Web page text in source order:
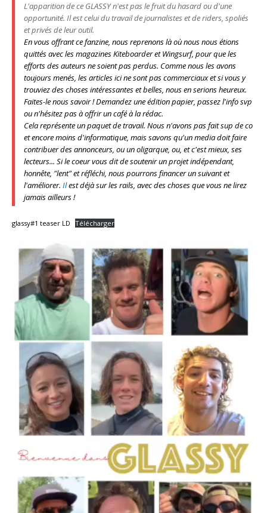
L'apparition de ce GLASSY n'est pas le fruit du hasard ou d'une
opportunité. Il est celui du travail de journalistes et de riders, spoliés
et privés de leur outil.
En vous offrant ce fanzine, nous reprenons là où nous nous étions
quittés avec les magazines Kiteboarder et Wingsurf, pour que les
efforts des auteurs ne soient pas perdus. Comme nous les avons
toujours menés, les articles ici ne sont pas commerciaux et si vous y
trouviez des choses intéressantes et belles, nous en serions heureux.
Faites-le nous savoir ! Demandez une édition papier, passez l'info svp
ou n'hésitez pas à offrir un café à la rédac.
Cela représente un paquet de travail. Nous n'avons pas fait sup de co
et encore moins d'informatique, mais savons qu'un media doit faire
contribuer des annonceurs, ou un oligarque, ou, et c'est mieux, ses
lecteurs... Si le coeur vous dit de soutenir un projet indépendant,
honnête, "lent" et réfléchi, nous pourrons financer un suivant et
l'améliorer. Ilest déjà sur les rails, avec des choses que vous ne lirez
jamais ailleurs !
glassy#1 teaser LD Télécharger